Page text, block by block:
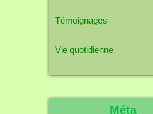
Témoignages
Vie quotidienne
Méta